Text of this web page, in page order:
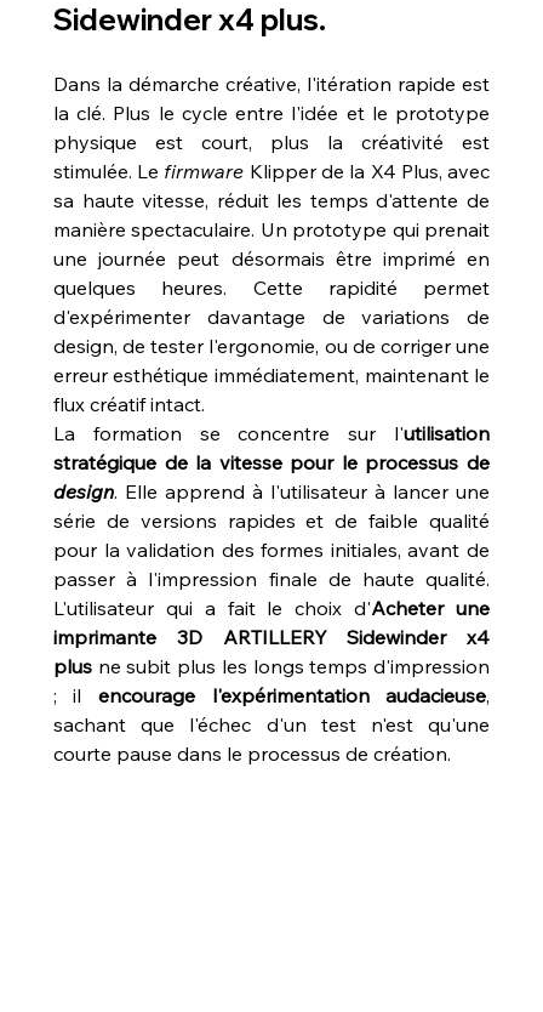
Sidewinder x4 plus.
Dans la démarche créative, l'itération rapide est
la clé. Plus le cycle entre l'idée et le prototype
physique est court, plus la créativité est
stimulée. Le firmware Klipper de la X4 Plus, avec
sa haute vitesse, réduit les temps d'attente de
manière spectaculaire. Un prototype qui prenait
une journée peut désormais être imprimé en
quelques heures. Cette rapidité permet
d'expérimenter davantage de variations de
design, de tester l'ergonomie, ou de corriger une
erreur esthétique immédiatement, maintenant le
flux créatif intact.
La formation se concentre sur l'utilisation
design. Elle apprend à l'utilisateur à lancer une
série de versions rapides et de faible qualité
pour la validation des formes initiales, avant de
passer à l'impression finale de haute qualité.
L'utilisateur qui a fait le choix d'Acheter une
imprimante 3D ARTILLERY Sidewinder x4
plus ne subit plus les longs temps d'impression
; il encourage l'expérimentation audacieuse,
sachant que l'échec d'un test n'est qu'une
courte pause dans le processus de création.